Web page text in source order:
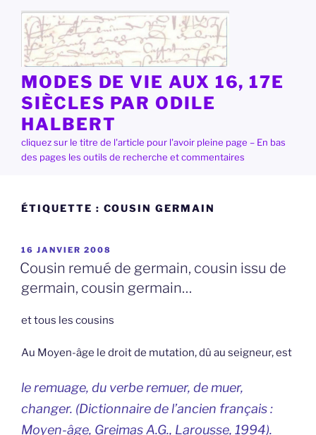
contenu
principal
MODES DE VIE AUX 16, 17E
SIÈCLES PAR ODILE
HALBERT
cliquez sur le titre de l'article pour l'avoir pleine page – En bas
des pages les outils de recherche et commentaires
ÉTIQUETTE : COUSIN GERMAIN
PUBLIÉ
LE
16 JANVIER 2008
Cousin remué de germain, cousin issu de
germain, cousin germain…
et tous les cousins
Au Moyen-âge le droit de mutation, dû au seigneur, est
le remuage, du verbe remuer, de muer,
changer. (Dictionnaire de l’ancien français :
Moyen-âge, Greimas A.G., Larousse, 1994).